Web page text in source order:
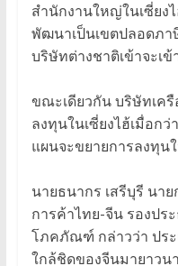
สำนักงานใหญ่ในเซี่ยง
พัฒนาเป็นเขตปลอดภา
บริษัทต่างชาติเข้าจะเ
ขณะเดียวกัน บริษัทเค
ลงทุนในเซี่ยงไฮ้เมื่อก
แผนจะขยายการลงทุน
นายธนากร เสรีบุรี นา
การค้าไทย-จีน รองปร
โภคภัณฑ์ กล่าวว่า ประ
ใกล้ชิดของจีนมายาวน